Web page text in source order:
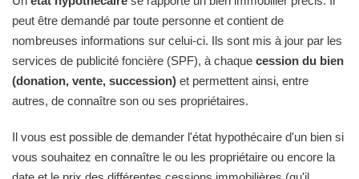
peut être demandé par toute personne et contient de
nombreuses informations sur celui-ci. Ils sont mis à jour par les
services de publicité foncière (SPF), à chaque cession du bien
(donation, vente, succession) et permettent ainsi, entre
autres, de connaître son ou ses propriétaires.
Il vous est possible de demander l'état hypothécaire d'un bien si
vous souhaitez en connaître le ou les propriétaire ou encore la